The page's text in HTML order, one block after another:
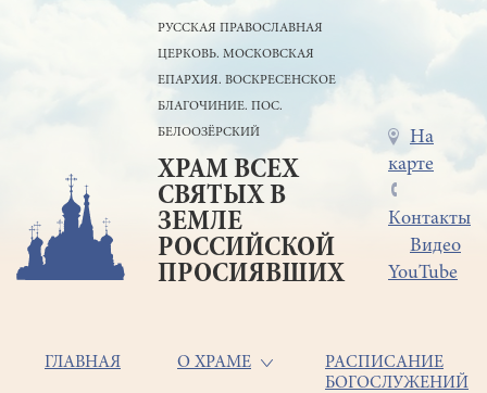
РУССКАЯ ПРАВОСЛАВНАЯ
ЦЕРКОВЬ. МОСКОВСКАЯ
ЕПАРХИЯ. ВОСКРЕСЕНСКОЕ
БЛАГОЧИНИЕ. ПОС.
БЕЛООЗЁРСКИЙ
ХРАМ ВСЕХ
СВЯТЫХ В
ЗЕМЛЕ
РОССИЙСКОЙ
ПРОСИЯВШИХ
Меню
в
шапке
На
карте
Контакты
Видео
YouTube
Основная
ГЛАВНАЯ О ХРАМЕ
РАСПИСАНИЕ
БОГОСЛУЖЕНИЙ